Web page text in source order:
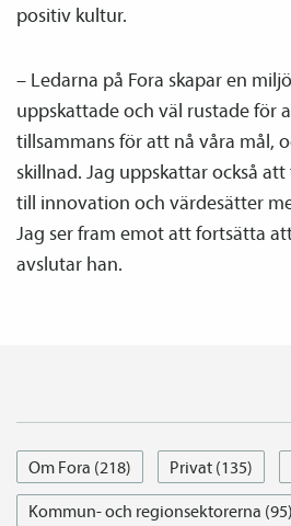
positiv kultur.
– Ledarna på Fora skapar en
uppskattade och väl rustade för
tillsammans för att nå våra mål,
skillnad. Jag uppskattar också
till innovation och värdesätter
Jag ser fram emot att fortsätta
avslutar han.
Om Fora (218) Privat (135)
Kommun- och regionsektorerna (95)